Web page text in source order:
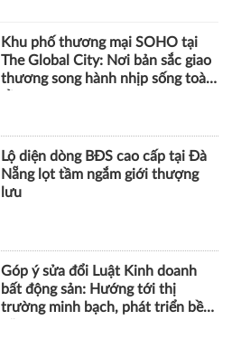
Khu phố thương mại SOHO tại
The Global City: Nơi bản sắc giao
thương song hành nhịp sống toàn
Lộ diện dòng BĐS cao cấp tại Đà
Nẵng lọt tầm ngắm giới thượng
lưu
Góp ý sửa đổi Luật Kinh doanh
bất động sản: Hướng tới thị
trường minh bạch, phát triển bền